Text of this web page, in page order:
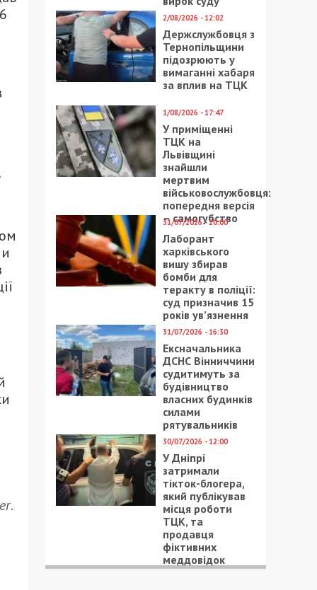
.
2/08/2026 - 12:02
Держслужбовця з
Тернопільщини
підозрюють у
вимаганні хабаря
за вплив на ТЦК
1/08/2026 - 17:47
У приміщенні
ТЦК на
Львівщині
знайшли
мертвим
військовослужбовця:
попередня версія
– самогубство
31/07/2026 - 20:00
Лаборант
харківського
вишу збирав
бомби для
теракту в поліції:
суд призначив 15
років ув’язнення
31/07/2026 - 16:30
Ексначальника
ДСНС Вінниччини
судитимуть за
будівництво
власних будинків
силами
рятувальників
30/07/2026 - 12:00
У Дніпрі
затримали
тікток-блогера,
який публікував
місця роботи
ТЦК, та
продавця
фіктивних
меддовідок